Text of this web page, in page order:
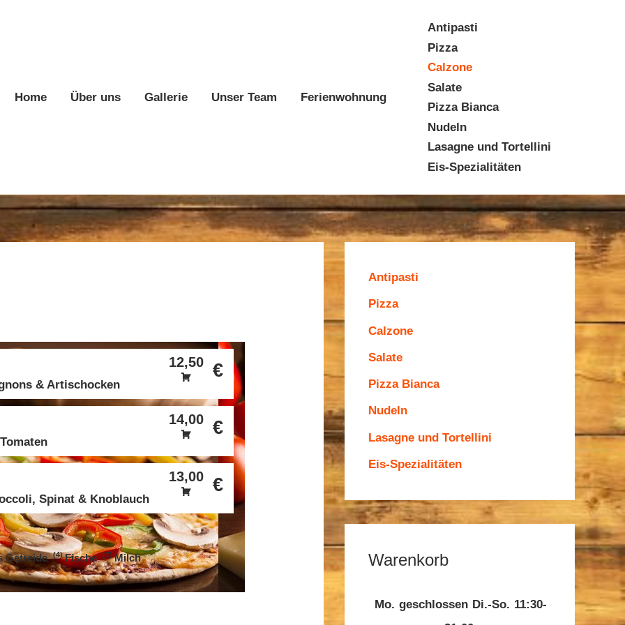
Home Über uns Gallerie Unser Team Ferienwohnung
Antipasti
Pizza
Calzone
Salate
Pizza Bianca
Nudeln
Lasagne und Tortellini
Eis-Spezialitäten
12,50 €
& Artischocken
14,00 €
13,00 €
Spinat & Knoblauch
Getreide 4 Fische 7 Milch
Antipasti
Pizza
Calzone
Salate
Pizza Bianca
Nudeln
Lasagne und Tortellini
Eis-Spezialitäten
Warenkorb
Mo. geschlossen Di.-So. 11:30-